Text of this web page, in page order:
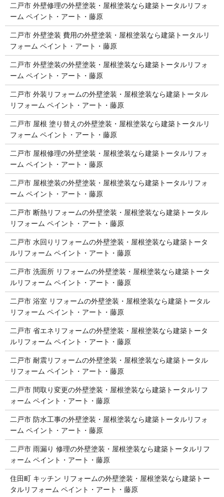
二戸市 外壁修理の外壁塗装・屋根塗装なら建築トータルリフォ
ーム ペイント・アート・藤原
二戸市 外壁塗装 費用の外壁塗装・屋根塗装なら建築トータルリ
フォーム ペイント・アート・藤原
二戸市 外壁塗装の外壁塗装・屋根塗装なら建築トータルリフォ
ーム ペイント・アート・藤原
二戸市 外装リフォームの外壁塗装・屋根塗装なら建築トータル
リフォーム ペイント・アート・藤原
二戸市 屋根 塗り替えの外壁塗装・屋根塗装なら建築トータルリ
フォーム ペイント・アート・藤原
二戸市 屋根修理の外壁塗装・屋根塗装なら建築トータルリフォ
ーム ペイント・アート・藤原
二戸市 屋根塗装の外壁塗装・屋根塗装なら建築トータルリフォ
ーム ペイント・アート・藤原
二戸市 断熱リフォームの外壁塗装・屋根塗装なら建築トータル
リフォーム ペイント・アート・藤原
二戸市 水回りリフォームの外壁塗装・屋根塗装なら建築トータ
ルリフォーム ペイント・アート・藤原
二戸市 洗面所 リフォームの外壁塗装・屋根塗装なら建築トータ
ルリフォーム ペイント・アート・藤原
二戸市 浴室 リフォームの外壁塗装・屋根塗装なら建築トータル
リフォーム ペイント・アート・藤原
二戸市 省エネリフォームの外壁塗装・屋根塗装なら建築トータ
ルリフォーム ペイント・アート・藤原
二戸市 耐震リフォームの外壁塗装・屋根塗装なら建築トータル
リフォーム ペイント・アート・藤原
二戸市 間取り変更の外壁塗装・屋根塗装なら建築トータルリフ
ォーム ペイント・アート・藤原
二戸市 防水工事の外壁塗装・屋根塗装なら建築トータルリフォ
ーム ペイント・アート・藤原
二戸市 雨漏り 修理の外壁塗装・屋根塗装なら建築トータルリフ
ォーム ペイント・アート・藤原
住田町 キッチン リフォームの外壁塗装・屋根塗装なら建築トー
タルリフォーム ペイント・アート・藤原